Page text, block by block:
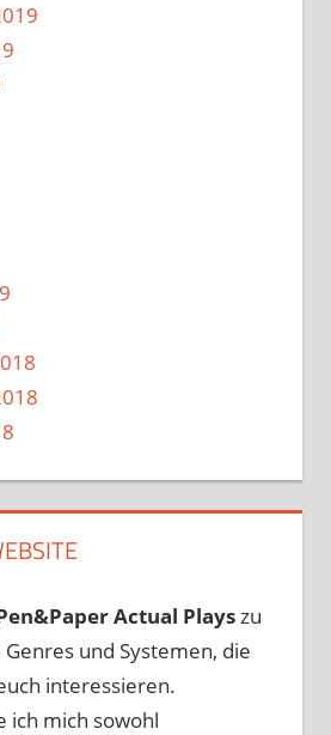
Actual Playszu
und Systemen, die
interessieren.
ich mich sowohl